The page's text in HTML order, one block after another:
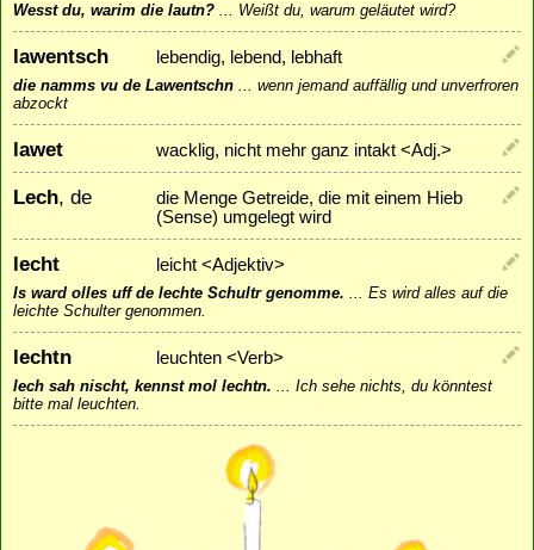
Wesst du, warim die lautn? ... Weißt du, warum geläutet wird?
lawentsch lebendig, lebend, lebhaft
die namms vu de Lawentschn ... wenn jemand auffällig und unverfroren
abzockt
lawet wacklig, nicht mehr ganz intakt <Adj.>
Lech, de
die Menge Getreide, die mit einem Hieb
(Sense) umgelegt wird
lecht leicht <Adjektiv>
Is ward olles uff de lechte Schultr genomme. ... Es wird alles auf die
leichte Schulter genommen.
lechtn leuchten <Verb>
Iech sah nischt, kennst mol lechtn. ... Ich sehe nichts, du könntest
bitte mal leuchten.